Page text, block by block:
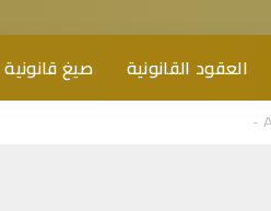
العقود القانونية صيغ قانونية